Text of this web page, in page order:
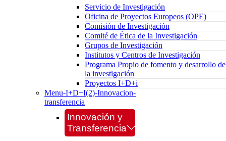
Servicio de Investigación
Oficina de Proyectos Europeos (OPE)
Comisión de Investigación
Comité de Ética de la Investigación
Grupos de Investigación
Institutos y Centros de Investigación
Programa Propio de fomento y desarrollo de
la investigación
Proyectos I+D+i
Menu-I+D+I(2)-Innovacion-
transferencia
Innovación y
Transferencia